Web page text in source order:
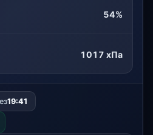
54%
1017 хПа
19:41